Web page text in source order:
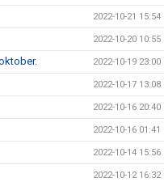
2022-10-21 15:54
2022-10-20 10:55
2022-10-19 23:00
2022-10-17 13:08
2022-10-16 20:40
2022-10-16 01:41
2022-10-14 15:56
2022-10-12 16:32